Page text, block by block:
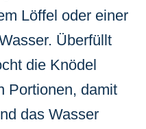
Löffel oder einer
Überfüllt
die Knödel
Portionen, damit
das Wasser